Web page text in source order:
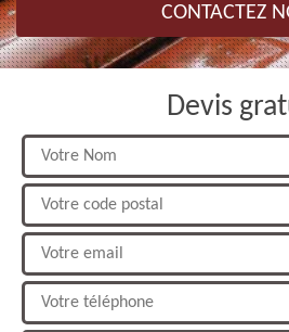
CONTACTEZ
Devis